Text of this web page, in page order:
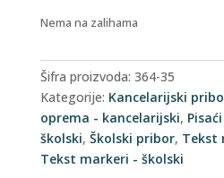
Nema na zalihama
Šifra proizvoda: 364-35
Kategorije: Kancelarijski
oprema - kancelarijski,
školski, Školski pribor, Tekst
Tekst markeri - školski